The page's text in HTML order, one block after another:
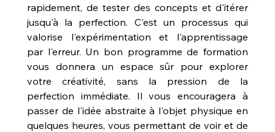
rapidement, de tester des concepts et d'itérer
jusqu'à la perfection. C'est un processus qui
valorise l'expérimentation et l'apprentissage
par l'erreur. Un bon programme de formation
vous donnera un espace sûr pour explorer
votre créativité, sans la pression de la
perfection immédiate. Il vous encouragera à
passer de l'idée abstraite à l'objet physique en
quelques heures, vous permettant de voir et de